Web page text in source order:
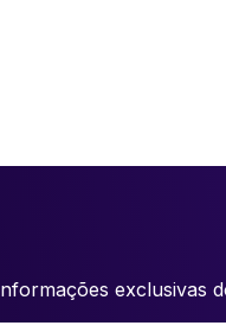
exclusivas